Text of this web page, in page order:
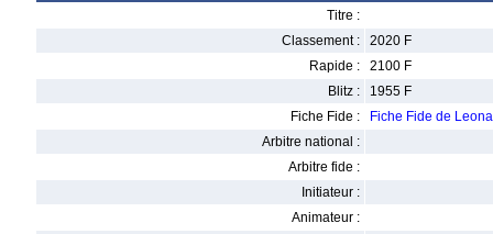
Titre :
Classement :
2020 F
Rapide :
2100 F
Blitz :
1955 F
Fiche Fide :
Fiche Fide de
Arbitre national :
Arbitre fide :
Initiateur :
Animateur :